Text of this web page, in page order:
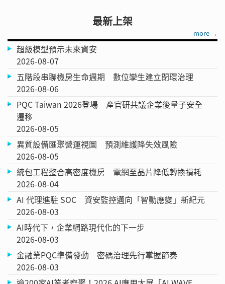
最新上架
more →
超級模型預示未來資安
2026-08-07
五階段串聯機房生命週期 數位孿生建立閉環治理
2026-08-06
PQC Taiwan 2026登場 產官研共議企業後量子安全
遷移
2026-08-05
異質設備匯聚營運視圖 預測維護降失效風險
2026-08-05
統包工程整合高密度機房 電網至晶片降低轉換損耗
2026-08-04
AI 代理進駐 SOC 資安監控邁向「智動應變」新紀元
2026-08-03
AI時代下，企業網路現代化的下一步
2026-08-03
金融業PQC準備發動 密碼治理先行掌握節奏
2026-08-03